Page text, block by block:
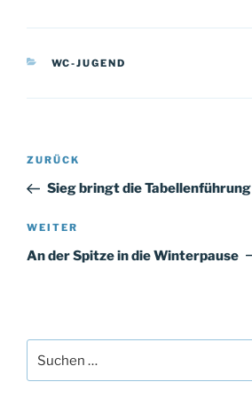
KATEGORIEN
WC-JUGEND
Beitragsnavigation
Vorheriger
Beitrag
ZURÜCK
Sieg bringt die Tabellenführung
Nächster
Beitrag
WEITER
An der Spitze in die Winterpause
nach: